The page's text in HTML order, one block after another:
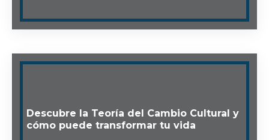
Descubre la Teoría del Cambio Cultural y
cómo puede transformar tu vida